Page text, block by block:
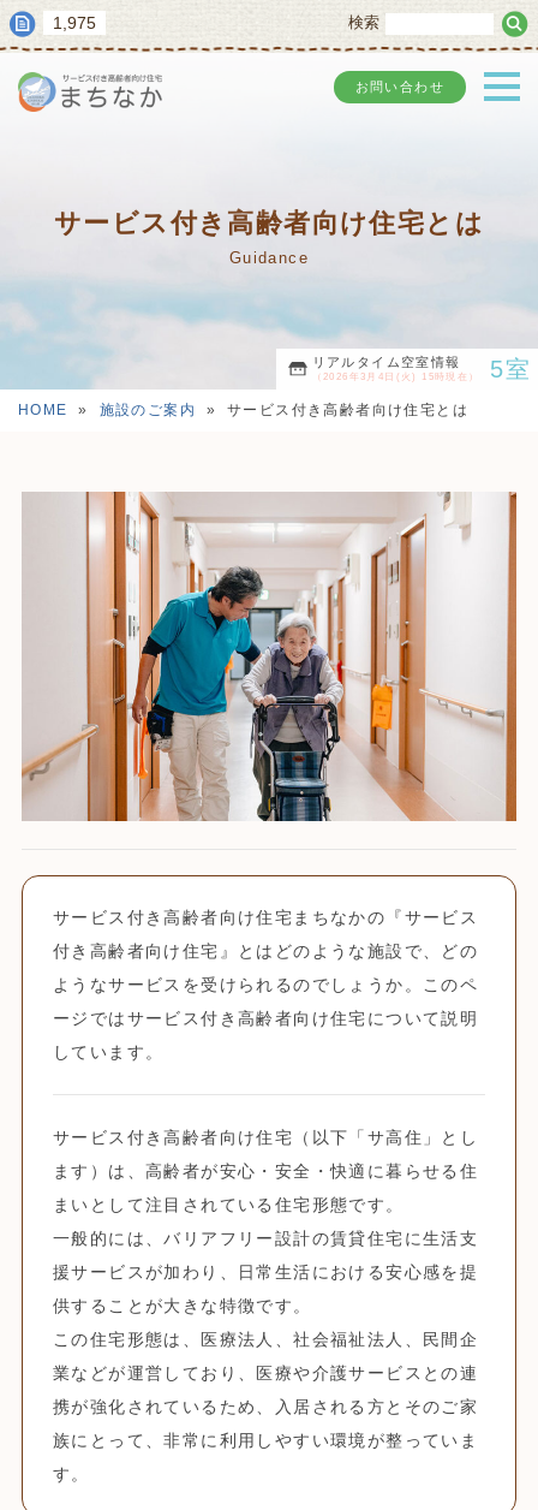
検索
1,975
お問い合わせ
リアルタイム空室情報
（2026年3月4日(火) 15時現在） 5室
サービス付き高齢者向け住宅とは
Guidance
HOME » 施設のご案内 »サービス付き高齢者向け住宅とは
サービス付き高齢者向け住宅まちなかの『サービス
付き高齢者向け住宅』とはどのような施設で、どの
ようなサービスを受けられるのでしょうか。このペ
ージではサービス付き高齢者向け住宅について説明
しています。
サービス付き高齢者向け住宅（以下「サ高住」とし
ます）は、高齢者が安心・安全・快適に暮らせる住
まいとして注目されている住宅形態です。
一般的には、バリアフリー設計の賃貸住宅に生活支
援サービスが加わり、日常生活における安心感を提
供することが大きな特徴です。
この住宅形態は、医療法人、社会福祉法人、民間企
業などが運営しており、医療や介護サービスとの連
携が強化されているため、入居される方とそのご家
族にとって、非常に利用しやすい環境が整っていま
す。